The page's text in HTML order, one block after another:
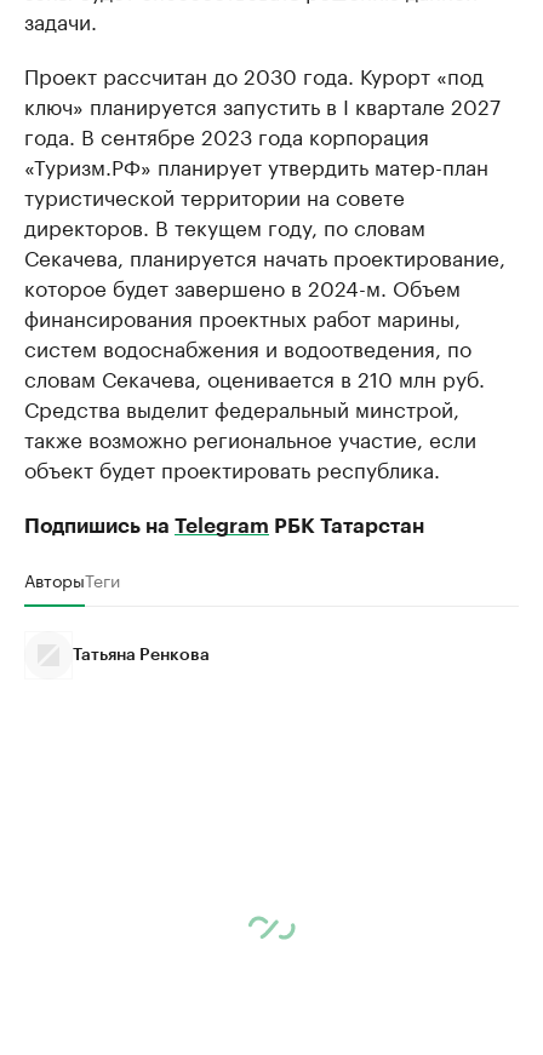
задачи.
Проект рассчитан до 2030 года. Курорт «под
ключ» планируется запустить в I квартале 2027
года. В сентябре 2023 года корпорация
«Туризм.РФ» планирует утвердить матер-план
туристической территории на совете
директоров. В текущем году, по словам
Секачева, планируется начать проектирование,
которое будет завершено в 2024-м. Объем
финансирования проектных работ марины,
систем водоснабжения и водоотведения, по
словам Секачева, оценивается в 210 млн руб.
Средства выделит федеральный минстрой,
также возможно региональное участие, если
объект будет проектировать республика.
Подпишись на Telegram РБК Татарстан
АвторыТеги
Татьяна Ренкова